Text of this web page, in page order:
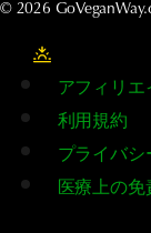
© 2026
アフィリエ
利用規約
プライバシ
医療上の免